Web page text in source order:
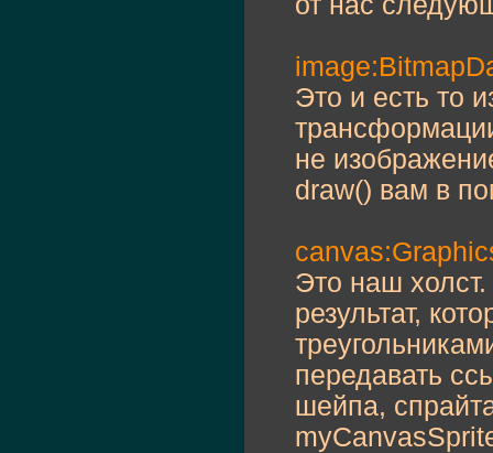
// Рисуем
        canvas.
}
Это и есть то
не
draw() вам в
Это наш
результат,
передавать
шейпа,